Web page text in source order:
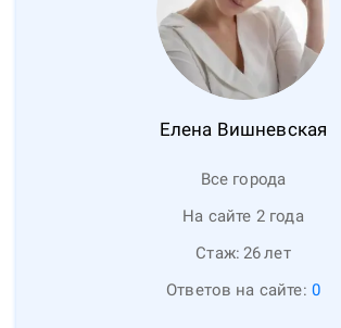
Елена Вишневская
Все города
На сайте 2 года
Стаж: 26лет
Ответов на сайте: 0